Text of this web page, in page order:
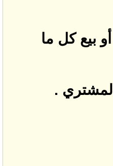
بيع كل ما
.